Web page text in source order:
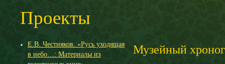
Проекты
Е.В. Честняков. «Русь уходящая
в небо…: Материалы из
Музейный